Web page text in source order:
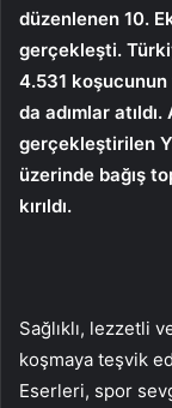
düzenlenen 10.
gerçekleşti.
4.531 koşucunun
da adımlar
gerçekleştirilen
üzerinde bağış
kırıldı.
Sağlıklı, lezzetli
koşmaya teşvik
Eserleri, spor